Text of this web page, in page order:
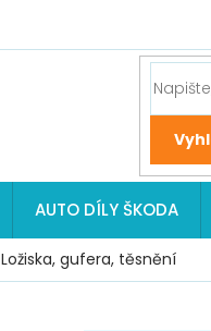
AUTO DÍLY ŠKODA
Ložiska, gufera, těsnění